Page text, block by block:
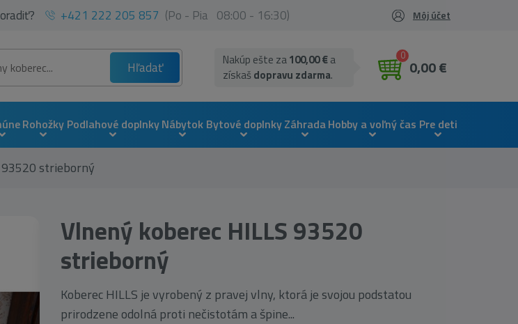
+421 222 205 857 (Po - Pia 08:00 - 16:30) Môj účet
Hľadať
0
0,00 €
Nakúp ešte za100,00 €a
získaš dopravu zdarma.
Rohožky Podlahové doplnkyNábytok Bytové doplnkyZáhradaHobby a voľný čas Pre deti
strieborný
Vlnený koberec HILLS 93520
strieborný
Koberec HILLS je vyrobený z pravej vlny, ktorá je svojou podstatou
prirodzene odolná proti nečistotám a špine...